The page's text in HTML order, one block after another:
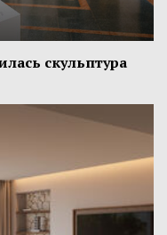
скульптура